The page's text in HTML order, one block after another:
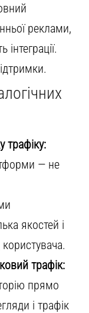
реклами,
інтеграції.
трафіку:
— не
якостей і
трафік:
прямо
і трафік